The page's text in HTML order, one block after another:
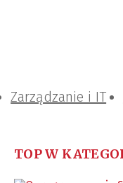
Zarządzanie i IT
TOP W